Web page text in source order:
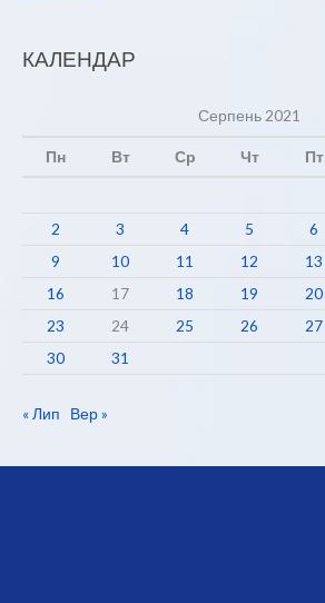
КАЛЕНДАР
Серпень 2021
Пн Вт Ср Чт Пт
2
3 4 5 6
9
10 11 12 13
16
17 18 19 20
23
24 25 26 27
30
31
« Лип Вер »